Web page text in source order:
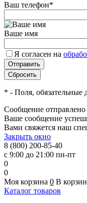
Ваш телефон*
Ваше имя
Я согласен на
* - Поля, обязательные
Сообщение отправлено
Ваше сообщение
Вами свяжется наш
Закрыть окно
8 (800) 200-85-40
с 9:00 до 21:00 пн-пт
0
0
Моя корзина 0 В
Каталог товаров